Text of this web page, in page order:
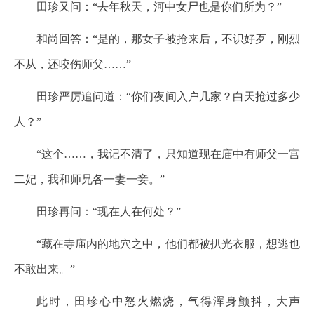
田珍又问：“去年秋天，河中女尸也是你们所为？”
和尚回答：“是的，那女子被抢来后，不识好歹，刚烈
不从，还咬伤师父……”
田珍严厉追问道：“你们夜间入户几家？白天抢过多少
人？”
“这个……，我记不清了，只知道现在庙中有师父一宫
二妃，我和师兄各一妻一妾。”
田珍再问：“现在人在何处？”
“藏在寺庙内的地穴之中，他们都被扒光衣服，想逃也
不敢出来。”
此时，田珍心中怒火燃烧，气得浑身颤抖，大声